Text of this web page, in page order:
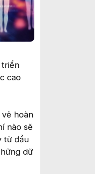
triển
cao
hoàn
nào sẽ
từ đầu
dữ